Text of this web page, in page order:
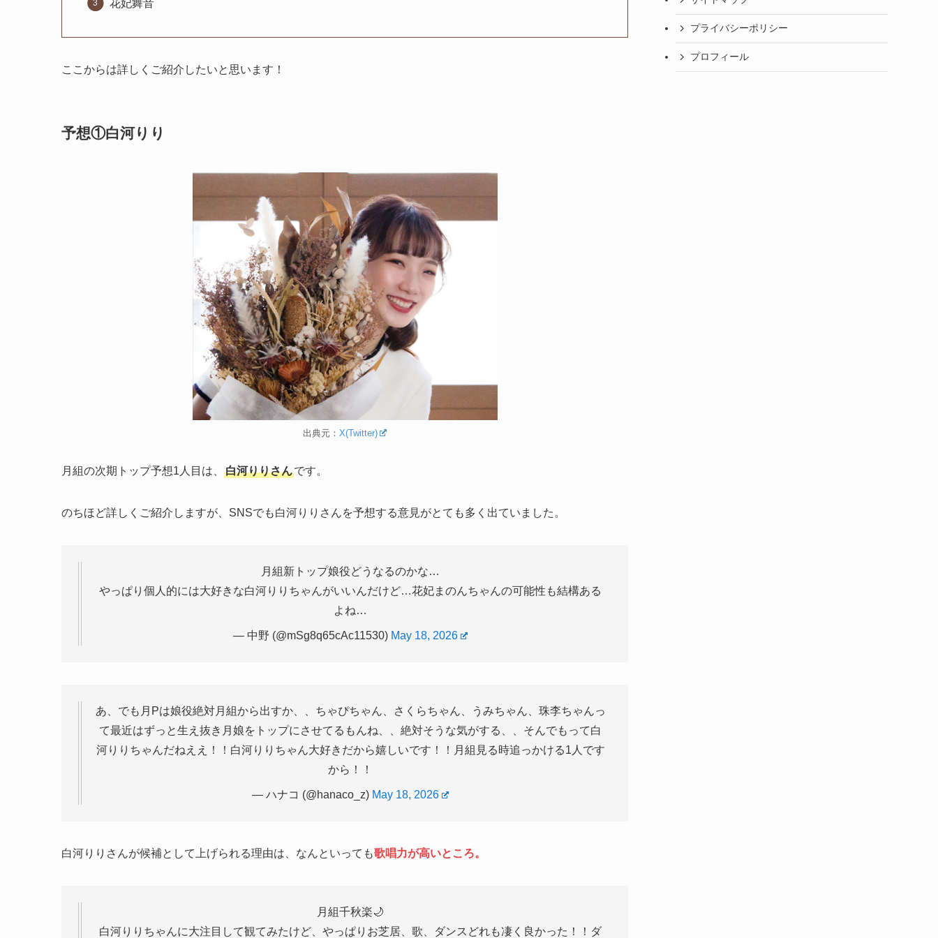
花妃舞音
ここからは詳しくご紹介したいと思います！
予想①白河りり
出典元： X(Twitter)
月組の次期トップ予想1人目は、 白河りりさんです。
のちほど詳しくご紹介しますが、SNSでも白河りりさんを予想する意見がとても多く出ていました。
月組新トップ娘役どうなるのかな…
やっぱり個人的には大好きな白河りりちゃんがいいんだけど…花妃まのんちゃんの可能性も結構ある
よね…
— 中野 (@mSg8q65cAc11530) May 18, 2026
あ、でも月Pは娘役絶対月組から出すか、、ちゃぴちゃん、さくらちゃん、うみちゃん、珠李ちゃんっ
て最近はずっと生え抜き月娘をトップにさせてるもんね、、絶対そうな気がする、、そんでもって白
河りりちゃんだねええ！！白河りりちゃん大好きだから嬉しいです！！月組見る時追っかける1人です
から！！
— ハナコ (@hanaco_z) May 18, 2026
白河りりさんが候補として上げられる理由は、なんといっても歌唱力が高いところ。
月組千秋楽🌙
白河りりちゃんに大注目して観てみたけど、やっぱりお芝居、歌、ダンスどれも凄く良かった！！ダ
プライバシーポリシー
プロフィール